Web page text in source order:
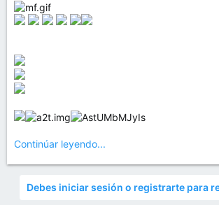
Continúar leyendo...
Debes iniciar sesión o registrarte para